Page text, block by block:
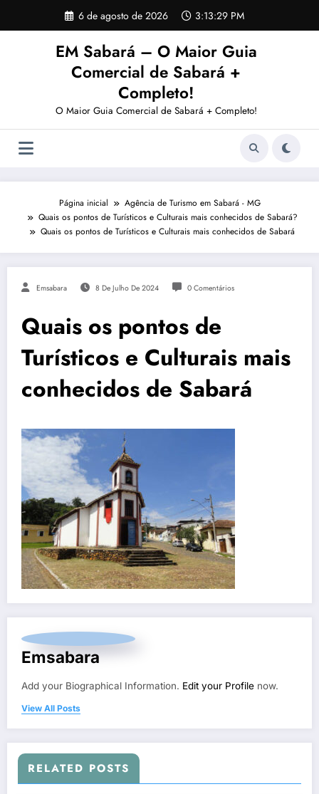
o
6 de agosto de 2026 3:13:29 PM
EM Sabará – O Maior Guia
Comercial de Sabará +
Completo!
O Maior Guia Comercial de Sabará + Completo!
Página inicial
Agência de Turismo em Sabará - MG
Quais os pontos de Turísticos e Culturais mais conhecidos de Sabará?
Quais os pontos de Turísticos e Culturais mais conhecidos de Sabará
Emsabara 8 De Julho De 2024 0 Comentários
Quais os pontos de
Turísticos e Culturais mais
conhecidos de Sabará
Emsabara
Add your Biographical Information. Edit your Profile now.
View All Posts
RELATED POSTS